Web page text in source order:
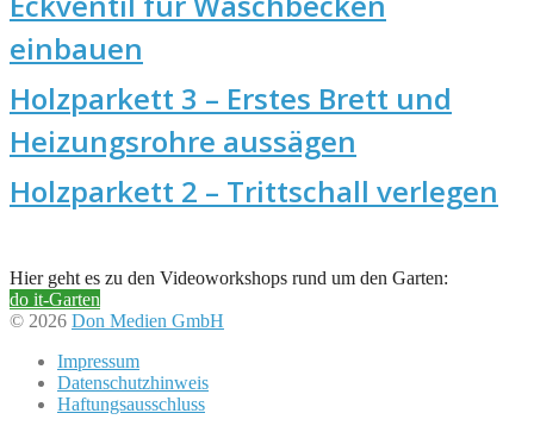
einbauen
Holzparkett 3 – Erstes Brett und
Heizungsrohre aussägen
Holzparkett 2 – Trittschall verlegen
Hier geht es zu den Videoworkshops rund um den Garten:
do it-Garten
© 2026 Don Medien GmbH
Impressum
Datenschutzhinweis
Haftungsausschluss